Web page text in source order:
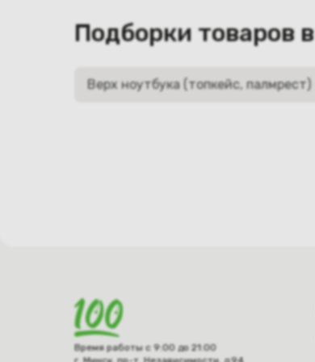
Подборки товаров
Верх ноутбука (топкейс, палмрест)
Время работы с 9:00 до 21:00